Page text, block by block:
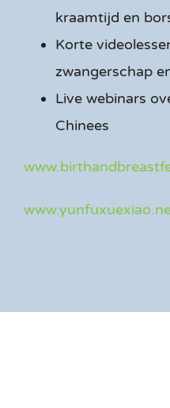
kraamtijd en
Korte
zwangerschap
Live webinars
Chinees